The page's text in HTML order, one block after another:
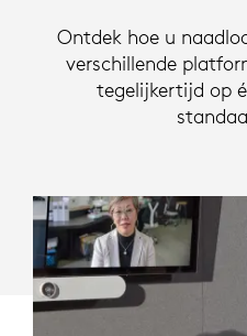
Ontdek hoe u
verschillende
tegelijkertijd op